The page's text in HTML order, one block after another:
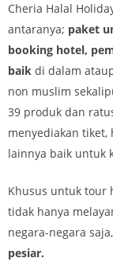
Cheria Halal
antaranya; paket
booking hotel,
baik di dalam
non muslim
39 produk dan
menyediakan
lainnya baik untuk
Khusus untuk tour
tidak hanya
negara-negara
pesiar.